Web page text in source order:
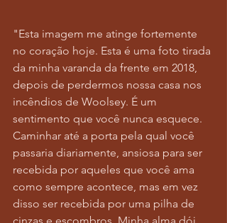
"Esta imagem me atinge fortemente
no coração hoje. Esta é uma foto tirada
da minha varanda da frente em 2018,
depois de perdermos nossa casa nos
incêndios de Woolsey. É um
sentimento que você nunca esquece.
Caminhar até a porta pela qual você
passaria diariamente, ansiosa para ser
recebida por aqueles que você ama
como sempre acontece, mas em vez
disso ser recebida por uma pilha de